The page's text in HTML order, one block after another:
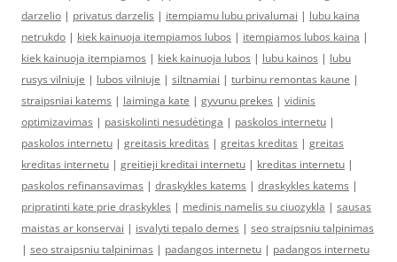
darzelio | privatus darzelis | itempiamu lubu privalumai | lubu kaina
netrukdo | kiek kainuoja itempiamos lubos | itempiamos lubos kaina |
kiek kainuoja itempiamos | kiek kainuoja lubos | lubu kainos | lubu
rusys vilniuje | lubos vilniuje | siltnamiai | turbinu remontas kaune |
straipsniai katems | laiminga kate | gyvunu prekes | vidinis
optimizavimas | pasiskolinti nesudėtinga | paskolos internetu |
paskolos internetu | greitasis kreditas | greitas kreditas | greitas
kreditas internetu | greitieji kreditai internetu | kreditas internetu |
paskolos refinansavimas | draskykles katems | draskykles katems |
pripratinti kate prie draskykles | medinis namelis su ciuozykla | sausas
maistas ar konservai | isvalyti tepalo demes | seo straipsniu talpinimas
| seo straipsniu talpinimas | padangos internetu | padangos internetu